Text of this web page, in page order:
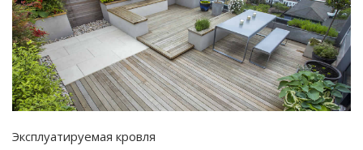
Эксплуатируемая кровля